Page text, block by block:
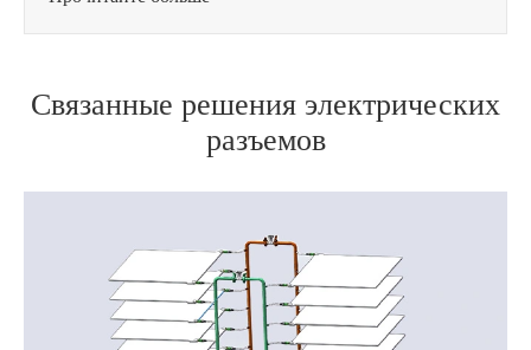
Связанные решения электрических
разъемов